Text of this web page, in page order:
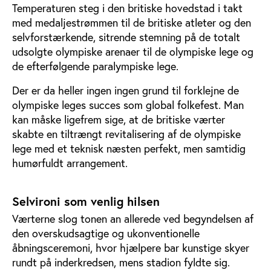
Temperaturen steg i den britiske hovedstad i takt
med medaljestrømmen til de britiske atleter og den
selvforstærkende, sitrende stemning på de totalt
udsolgte olympiske arenaer til de olympiske lege og
de efterfølgende paralympiske lege.
Der er da heller ingen ingen grund til forklejne de
olympiske leges succes som global folkefest. Man
kan måske ligefrem sige, at de britiske værter
skabte en tiltrængt revitalisering af de olympiske
lege med et teknisk næsten perfekt, men samtidig
humørfuldt arrangement.
Selvironi som venlig hilsen
Værterne slog tonen an allerede ved begyndelsen af
den overskudsagtige og ukonventionelle
åbningsceremoni, hvor hjælpere bar kunstige skyer
rundt på inderkredsen, mens stadion fyldte sig.